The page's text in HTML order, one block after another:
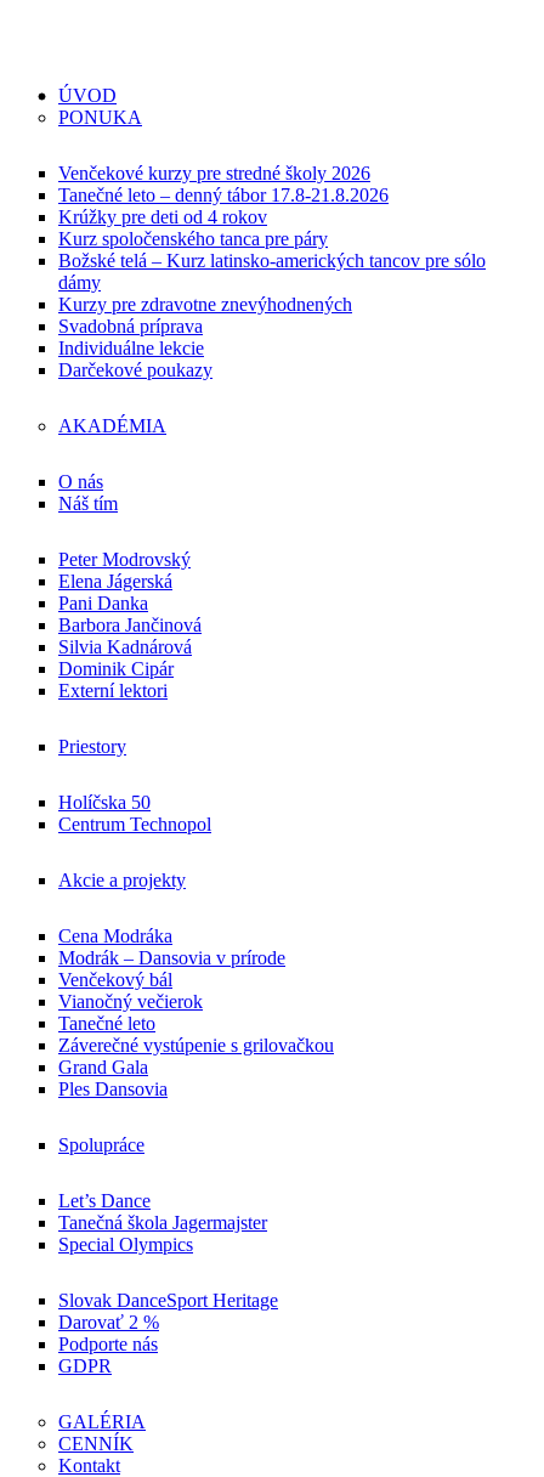
ÚVOD
PONUKA
Venčekové kurzy pre stredné školy 2026
Tanečné leto – denný tábor 17.8-21.8.2026
Krúžky pre deti od 4 rokov
Kurz spoločenského tanca pre páry
Božské telá – Kurz latinsko-amerických tancov pre sólo
dámy
Kurzy pre zdravotne znevýhodnených
Svadobná príprava
Individuálne lekcie
Darčekové poukazy
AKADÉMIA
O nás
Náš tím
Peter Modrovský
Elena Jágerská
Pani Danka
Barbora Jančinová
Silvia Kadnárová
Dominik Cipár
Externí lektori
Priestory
Holíčska 50
Centrum Technopol
Akcie a projekty
Cena Modráka
Modrák – Dansovia v prírode
Venčekový bál
Vianočný večierok
Tanečné leto
Záverečné vystúpenie s grilovačkou
Grand Gala
Ples Dansovia
Spolupráce
Let’s Dance
Tanečná škola Jagermajster
Special Olympics
Slovak DanceSport Heritage
Darovať 2 %
Podporte nás
GDPR
GALÉRIA
CENNÍK
Kontakt